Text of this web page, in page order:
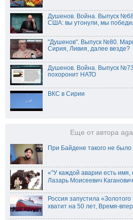
Душенов. Война. Выпуск
США: вы утонули, мы
"Душенов". Выпуск №80.
Сирия, Ливия, далее везде?
Душенов. Война. Выпуск
похоронит НАТО
ВКС в Сирии
Еще от автора
При Байдене такого не было
«"У каждой аварии есть
Лазарь Моисеевич
Россия запустила
хватит на 50 лет, Время-